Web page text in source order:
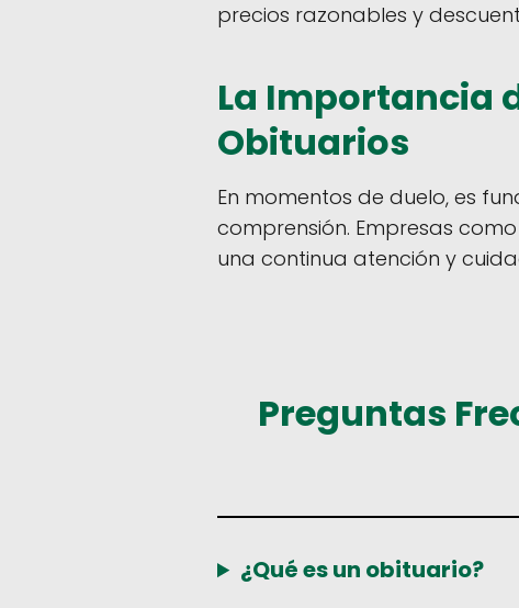
precios razonables y
La Importancia
Obituarios
En momentos de duelo, es
comprensión. Empresas
una continua atención y
Preguntas
¿Qué es un obituario?